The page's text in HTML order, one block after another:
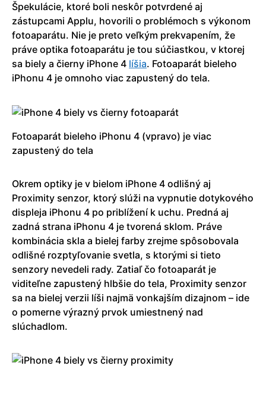
Špekulácie, ktoré boli neskôr potvrdené aj
zástupcami Applu, hovorili o problémoch s výkonom
fotoaparátu. Nie je preto veľkým prekvapením, že
práve optika fotoaparátu je tou súčiastkou, v ktorej
sa biely a čierny iPhone 4 líšia. Fotoaparát bieleho
iPhonu 4 je omnoho viac zapustený do tela.
Fotoaparát bieleho iPhonu 4 (vpravo) je viac
zapustený do tela
Okrem optiky je v bielom iPhone 4 odlišný aj
Proximity senzor, ktorý slúži na vypnutie dotykového
displeja iPhonu 4 po priblížení k uchu. Predná aj
zadná strana iPhonu 4 je tvorená sklom. Práve
kombinácia skla a bielej farby zrejme spôsobovala
odlišné rozptyľovanie svetla, s ktorými si tieto
senzory nevedeli rady. Zatiaľ čo fotoaparát je
viditeľne zapustený hlbšie do tela, Proximity senzor
sa na bielej verzii líši najmä vonkajším dizajnom – ide
o pomerne výrazný prvok umiestnený nad
slúchadlom.